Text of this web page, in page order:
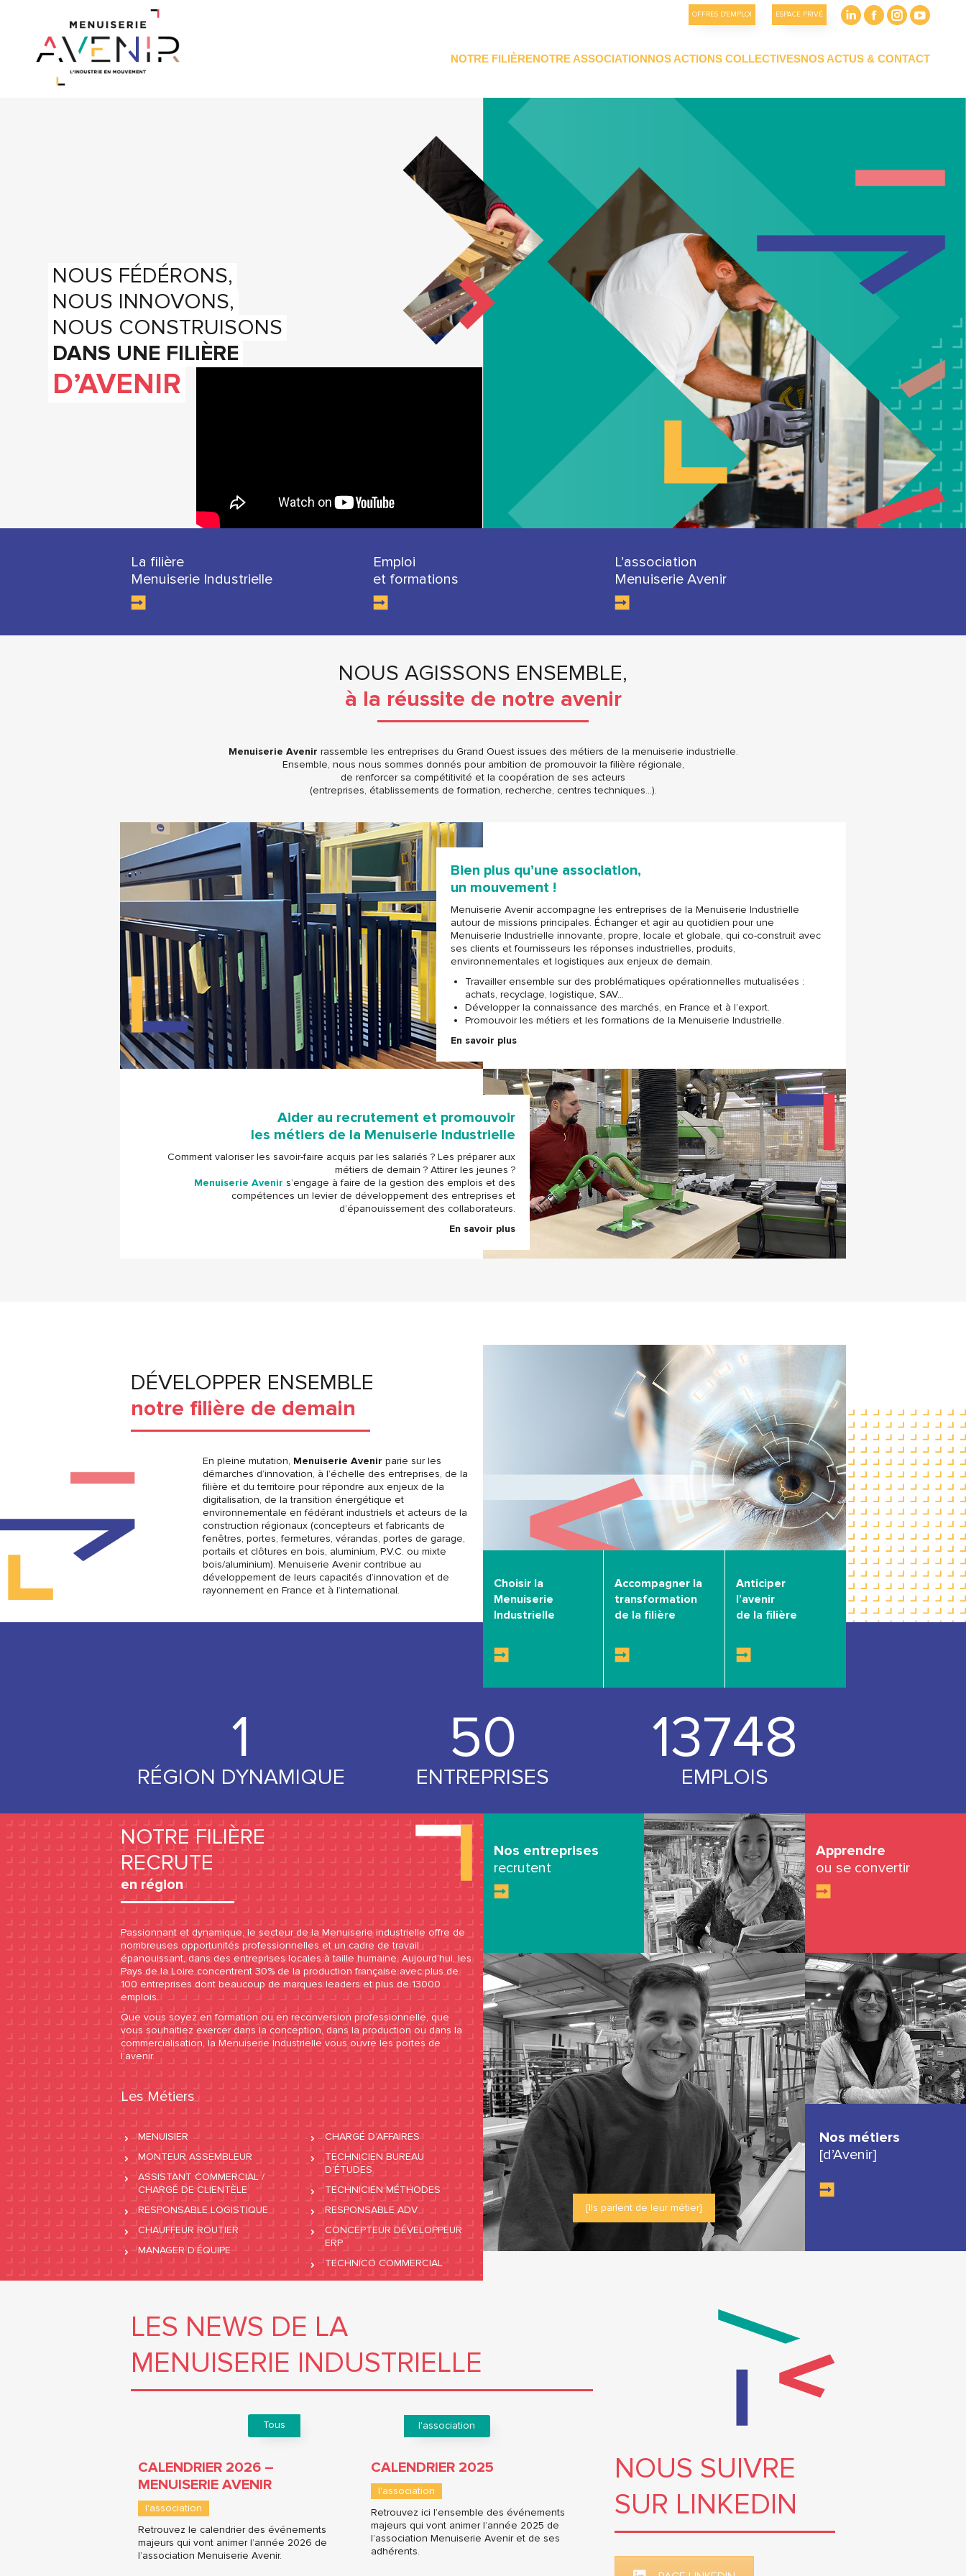
OFFRES D'EMPLOI ESPACE PRIVÉ
NOTRE FILIÈRENOTRE ASSOCIATIONNOS ACTIONS COLLECTIVESNOS ACTUS & CONTACT
NOUS FÉDÉRONS,
NOUS INNOVONS,
NOUS CONSTRUISONS
DANS UNE FILIÈRE
D’AVENIR
La filière
Menuiserie Industrielle
Emploi
et formations
L’association
Menuiserie Avenir
NOUS AGISSONS ENSEMBLE,
à la réussite de notre avenir
Menuiserie Avenir rassemble les entreprises du Grand Ouest issues des métiers de la menuiserie industrielle.
Ensemble, nous nous sommes donnés pour ambition de promouvoir la filière régionale,
de renforcer sa compétitivité et la coopération de ses acteurs
(entreprises, établissements de formation, recherche, centres techniques…).
Bien plus qu’une association,
un mouvement !
Menuiserie Avenir accompagne les entreprises de la Menuiserie Industrielle
autour de missions principales. Échanger et agir au quotidien pour une
Menuiserie Industrielle innovante, propre, locale et globale, qui co-construit avec
ses clients et fournisseurs les réponses industrielles, produits,
environnementales et logistiques aux enjeux de demain.
Travailler ensemble sur des problématiques opérationnelles mutualisées :
achats, recyclage, logistique, SAV…
Développer la connaissance des marchés, en France et à l’export.
Promouvoir les métiers et les formations de la Menuiserie Industrielle.
En savoir plus
Aider au recrutement et promouvoir
les métiers de la Menuiserie Industrielle
Comment valoriser les savoir-faire acquis par les salariés ? Les préparer aux
métiers de demain ? Attirer les jeunes ?
Menuiserie Avenir s’engage à faire de la gestion des emplois et des
compétences un levier de développement des entreprises et
d’épanouissement des collaborateurs.
En savoir plus
DÉVELOPPER ENSEMBLE
notre filière de demain
En pleine mutation, Menuiserie Avenir parie sur les
démarches d’innovation, à l’échelle des entreprises, de la
filière et du territoire pour répondre aux enjeux de la
digitalisation, de la transition énergétique et
environnementale en fédérant industriels et acteurs de la
construction régionaux (concepteurs et fabricants de
fenêtres, portes, fermetures, vérandas, portes de garage,
portails et clôtures en bois, aluminium, P.V.C. ou mixte
bois/aluminium). Menuiserie Avenir contribue au
développement de leurs capacités d’innovation et de
rayonnement en France et à l’international.
Choisir la
Menuiserie
Industrielle
Accompagner la
transformation
de la filière
Anticiper
l’avenir
de la filière
1
RÉGION DYNAMIQUE
53
ENTREPRISES
14000
EMPLOIS
NOTRE FILIÈRE
RECRUTE
en région
Passionnant et dynamique, le secteur de la Menuiserie industrielle offre de
nombreuses opportunités professionnelles et un cadre de travail
épanouissant, dans des entreprises locales à taille humaine. Aujourd’hui, les
Pays de la Loire concentrent 30% de la production française avec plus de
100 entreprises dont beaucoup de marques leaders et plus de 13000
emplois.
Que vous soyez en formation ou en reconversion professionnelle, que
vous souhaitiez exercer dans la conception, dans la production ou dans la
commercialisation, la Menuiserie Industrielle vous ouvre les portes de
l’avenir.
Les Métiers
MENUISIER
MONTEUR ASSEMBLEUR
ASSISTANT COMMERCIAL /
CHARGÉ DE CLIENTÈLE
RESPONSABLE LOGISTIQUE
CHAUFFEUR ROUTIER
MANAGER D’ÉQUIPE
CHARGÉ D’AFFAIRES
TECHNICIEN BUREAU
D’ÉTUDES
TECHNICIEN MÉTHODES
RESPONSABLE ADV
CONCEPTEUR DÉVELOPPEUR
ERP
TECHNICO COMMERCIAL
Nos entreprises
recrutent
Apprendre
ou se convertir
[Ils parlent de leur métier]
Nos métiers
[d’Avenir]
LES NEWS DE LA
MENUISERIE INDUSTRIELLE
Tous l'association
CALENDRIER 2026 –
MENUISERIE AVENIR
l'association
Retrouvez le calendrier des événements
majeurs qui vont animer l’année 2026 de
l’association Menuiserie Avenir.
CALENDRIER 2025
l'association
Retrouvez ici l’ensemble des événements
majeurs qui vont animer l’année 2025 de
l’association Menuiserie Avenir et de ses
adhérents.
NOUS SUIVRE
SUR LINKEDIN